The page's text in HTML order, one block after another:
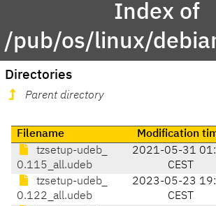
Index of
/pub/os/linux/
Directories
Parent directory
Filename Modification
tzsetup-udeb_
0.115_all.udeb
2021-05-31
CEST
tzsetup-udeb_
0.122_all.udeb
2023-05-23
CEST